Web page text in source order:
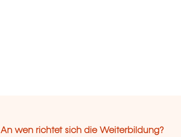
An wen richtet sich die Weiterbildung?